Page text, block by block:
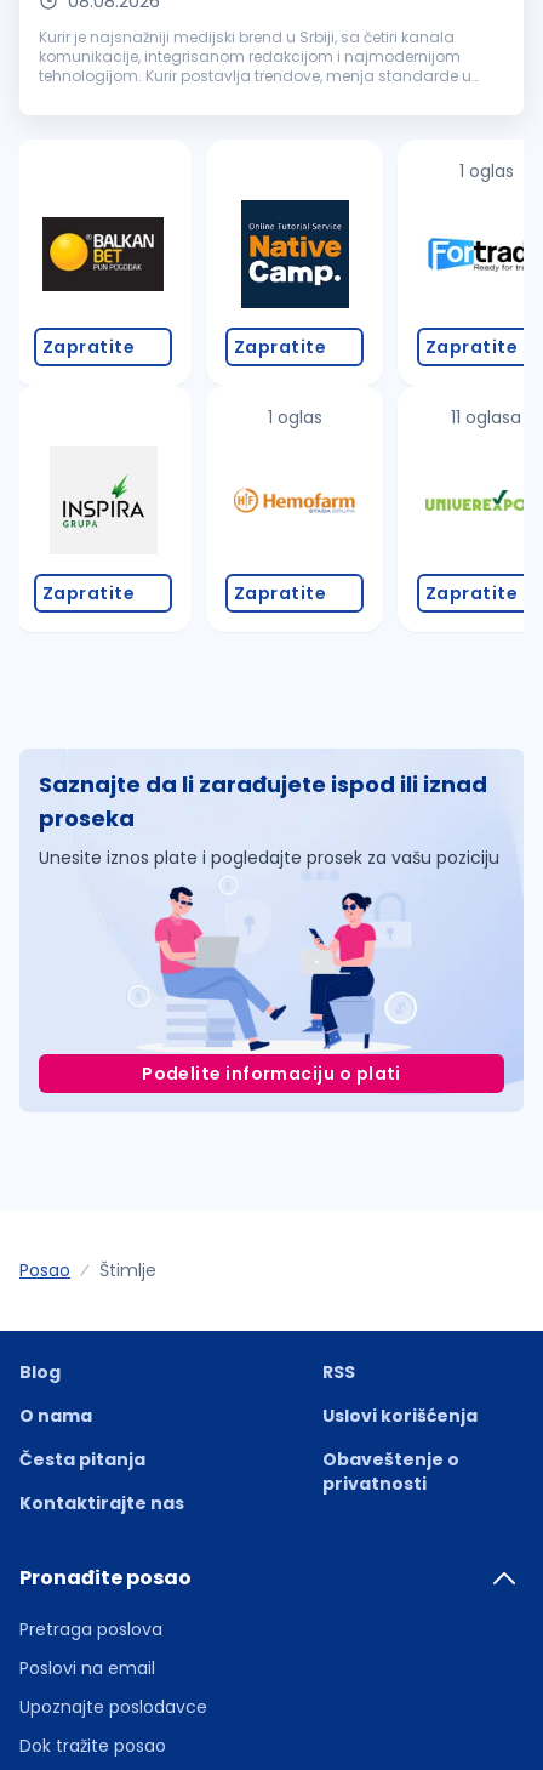
Kurir je najsnažniji medijski brend u Srbiji, sa četiri kanala
komunikacije, integrisanom redakcijom i najmodernijom
tehnologijom. Kurir postavlja trendove, menja standarde u
ekskluzivnost,...
Zapratite
Zapratite
Zapratite
1 oglas
Zapratite
1 oglas
Zapratite
11 oglasa
Zapratite
Saznajte da li zarađujete ispod ili iznad
proseka
Unesite iznos plate i pogledajte prosek za vašu poziciju
Podelite informaciju o plati
Posao Štimlje
Blog
O nama
Česta pitanja
Kontaktirajte nas
RSS
Uslovi korišćenja
Obaveštenje o
privatnosti
Pronađite posao
Pretraga poslova
Poslovi na email
Upoznajte poslodavce
Dok tražite posao